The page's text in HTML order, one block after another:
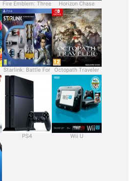
Fire Emblem: Three
Houses
Horizon Chase
Turbo
Starlink: Battle For
Atlas
Octopath Traveler
PS4 Wii U